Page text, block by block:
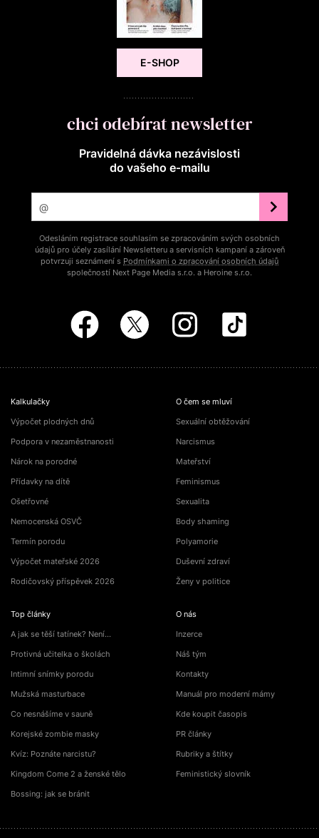
E-SHOP
chci odebírat newsletter
Pravidelná dávka nezávislosti
do vašeho e‑mailu
Odesláním registrace souhlasím se zpracováním svých osobních
údajů pro účely zasílání Newsletteru a servisních kampaní a zároveň
potvrzuji seznámení s Podmínkami o zpracování osobních údajů
společností Next Page Media s.r.o. a Heroine s.r.o.
Kalkulačky
Výpočet plodných dnů
Podpora v nezaměstnanosti
Nárok na porodné
Přídavky na dítě
Ošetřovné
Nemocenská OSVČ
Termín porodu
Výpočet mateřské 2026
Rodičovský příspěvek 2026
Top články
A jak se těší tatínek? Není…
Protivná učitelka o školách
Intimní snímky porodu
Mužská masturbace
Co nesnášíme v sauně
Korejské zombie masky
Kvíz: Poznáte narcistu?
Kingdom Come 2 a ženské tělo
Bossing: jak se bránit
O čem se mluví
Sexuální obtěžování
Narcismus
Mateřství
Feminismus
Sexualita
Body shaming
Polyamorie
Duševní zdraví
Ženy v politice
O nás
Inzerce
Náš tým
Kontakty
Manuál pro moderní mámy
Kde koupit časopis
PR články
Rubriky a štítky
Feministický slovník